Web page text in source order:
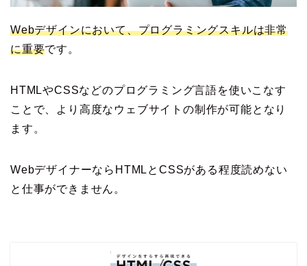
Webデザインにおいて、プログラミングスキルは非常
に重要です。
HTMLやCSSなどのプログラミング言語を使いこなす
ことで、より高度なウェブサイトの制作が可能となり
ます。
WebデザイナーならHTMLとCSSがある程度読めない
と仕事ができません。